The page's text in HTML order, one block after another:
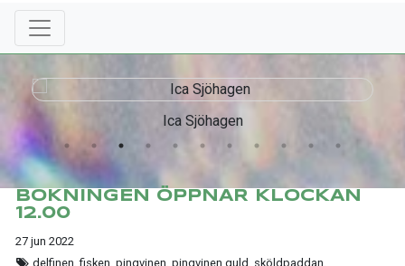
Ica Sjöhagen
BOKNINGEN ÖPPNAR KLOCKAN
12.00
27 jun 2022
delfinen, fisken, pingvinen, pingvinen guld, sköldpaddan,